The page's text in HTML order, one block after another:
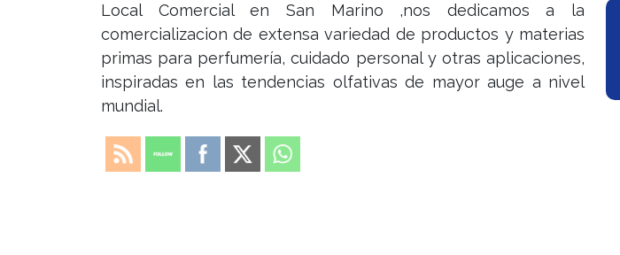
Local Comercial en San Marino ,nos dedicamos a la
comercializacion de extensa variedad de productos y materias
primas para perfumería, cuidado personal y otras aplicaciones,
inspiradas en las tendencias olfativas de mayor auge a nivel
mundial.